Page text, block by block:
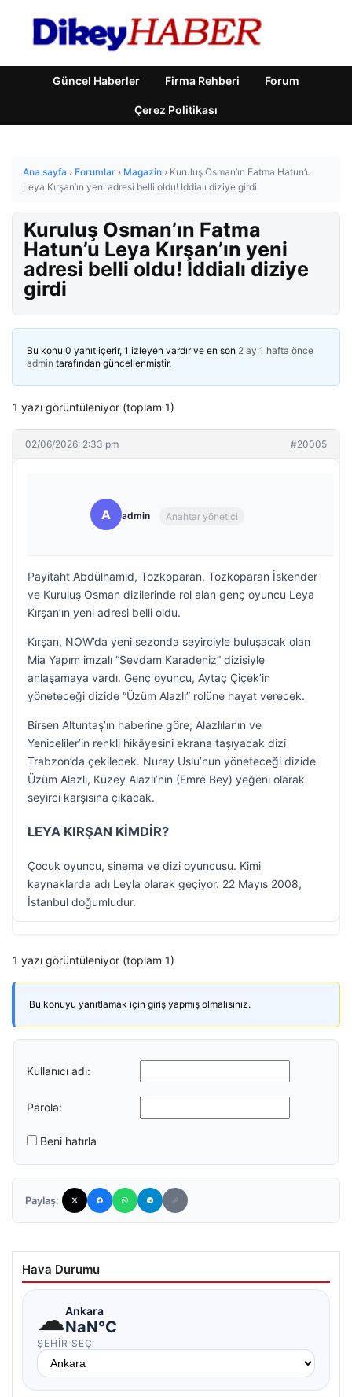
Güncel Haberler Firma Rehberi Forum
Çerez Politikası
Ana sayfa › Forumlar › Magazin › Kuruluş Osman’ın Fatma Hatun’u
Leya Kırşan’ın yeni adresi belli oldu! İddialı diziye girdi
Kuruluş Osman’ın Fatma
Hatun’u Leya Kırşan’ın yeni
adresi belli oldu! İddialı diziye
girdi
Bu konu 0 yanıt içerir, 1 izleyen vardır ve en son 2 ay 1 hafta önce
admin tarafından güncellenmiştir.
1 yazı görüntüleniyor (toplam 1)
02/06/2026: 2:33 pm #20005
A admin Anahtar yönetici
Payitaht Abdülhamid, Tozkoparan, Tozkoparan İskender
ve Kuruluş Osman dizilerinde rol alan genç oyuncu Leya
Kırşan’ın yeni adresi belli oldu.
Kırşan, NOW’da yeni sezonda seyirciyle buluşacak olan
Mia Yapım imzalı “Sevdam Karadeniz” dizisiyle
anlaşamaya vardı. Genç oyuncu, Aytaç Çiçek’in
yöneteceği dizide “Üzüm Alazlı” rolüne hayat verecek.
Birsen Altuntaş’ın haberine göre; Alazlılar’ın ve
Yeniceliler’in renkli hikâyesini ekrana taşıyacak dizi
Trabzon’da çekilecek. Nuray Uslu’nun yöneteceği dizide
Üzüm Alazlı, Kuzey Alazlı’nın (Emre Bey) yeğeni olarak
seyirci karşısına çıkacak.
LEYA KIRŞAN KİMDİR?
Çocuk oyuncu, sinema ve dizi oyuncusu. Kimi
kaynaklarda adı Leyla olarak geçiyor. 22 Mayıs 2008,
İstanbul doğumludur.
1 yazı görüntüleniyor (toplam 1)
Bu konuyu yanıtlamak için giriş yapmış olmalısınız.
Kullanıcı adı:
Parola:
Beni hatırla
Paylaş:
Hava Durumu
☁Ankara
NaN°C
ŞEHIR SEÇ